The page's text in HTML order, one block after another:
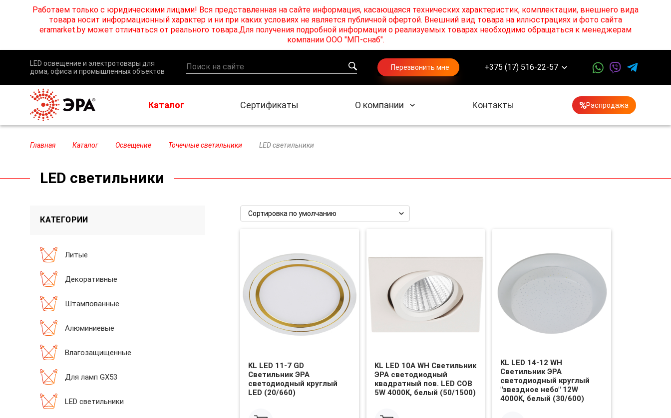
Работаем только с юридическими лицами! Вся представленная на сайте информация, касающаяся технических характеристик, комплектации, внешнего вида
товара носит информационный характер и ни при каких условиях не является публичной офертой. Внешний вид товара на иллюстрациях и фото сайта
eramarket.by может отличаться от реального товара.Для получения подробной информации о реализуемых товарах необходимо обращаться к менеджерам
компании ООО "МП-снаб".
LED освещение и электротовары для
дома, офиса и промышленных объектов
Перезвонить мне +375 (17) 516-22-57
Каталог Сертификаты О компании Контакты Распродажа
Главная Каталог Освещение Точечные светильники LED светильники
LED светильники
КАТЕГОРИИ
Литые
Декоративные
Штампованные
Алюминиевые
Влагозащищенные
Для ламп GX53
LED светильники
KL LED 11-7 GD
Светильник ЭРА
светодиодный круглый
LED (20/660)
KL LED 10A WH Светильник
ЭРА светодиодный
квадратный пов. LED COB
5W 4000K, белый (50/1500)
KL LED 14-12 WH
Светильник ЭРА
светодиодный круглый
"звездное небо" 12W
4000K, белый (30/600)